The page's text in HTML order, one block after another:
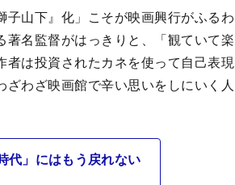
山下』化」こそが映画興行がふるわ
名監督がはっきりと、「観ていて楽
は投資されたカネを使って自己表現
わざ映画館で辛い思いをしにいく人
代」にはもう戻れない